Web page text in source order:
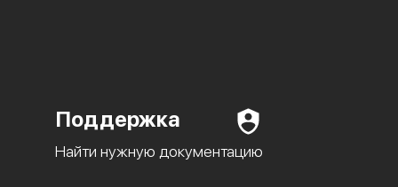
Поддержка
Найти нужную документацию